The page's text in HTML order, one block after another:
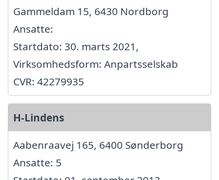
Gammeldam 15, 6430 Nordborg
Ansatte:
Startdato: 30. marts 2021,
Virksomhedsform: Anpartsselskab
CVR: 42279935
H-Lindens
Aabenraavej 165, 6400 Sønderborg
Ansatte: 5